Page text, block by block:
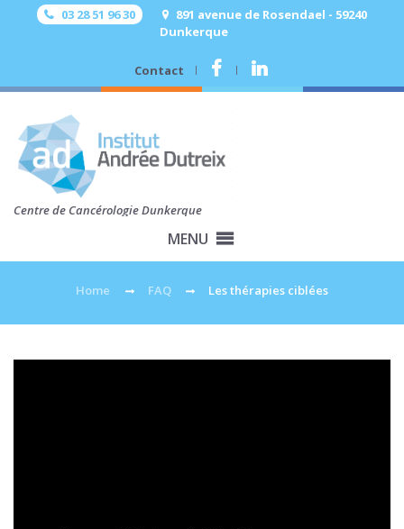
03 28 51 96 30
891 avenue de Rosendael - 59240
Dunkerque
Contact . .
Centre de Cancérologie Dunkerque
MENU
Home FAQ Les thérapies ciblées